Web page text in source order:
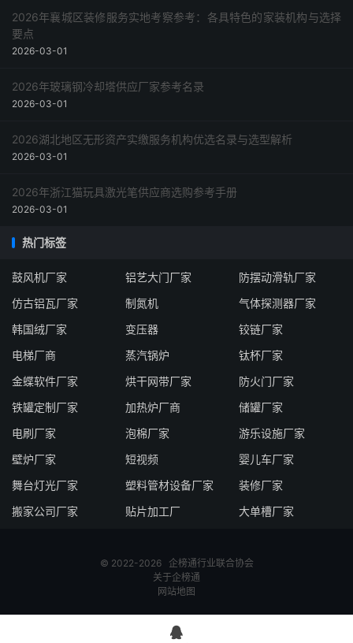
2026年襄城区装修服务实地考察参考：各具特色的家装机构与选择
要点
2026-03-01
2026年玻璃钢冷却塔供应厂家参考名录
2026-03-01
2026湖北地区无形资产实缴服务机构优选名录与选型解析
2026-03-01
2026年浙江猫玩具激光笔供应商选购参考手册
2026-03-01
热门标签
鼓风机厂家 铝艺大门厂家
防摆动滑轨厂家
仿古铝瓦厂家
制氮机
气体探测器厂家
韩国绒厂家
变压器
铰链厂家
电梯厂商
蒸汽锅炉
钛杯厂家
金蝶软件厂家
烘干网带厂家
防火门厂家
铁罐定制厂家
加热炉厂商
储罐厂家
电刷厂家
泡棉厂家
游乐设施厂家
壁炉厂家
短视频
婴儿车厂家
舞台灯光厂家
塑料管材设备厂家
装修厂家
搬家公司厂家
贴片加工厂 大单槽厂家
© 2022-2026 企榜通行业联合协会
关于企榜通
网站地图
